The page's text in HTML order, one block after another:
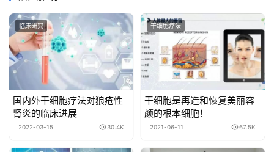
临床研究
国内外干细胞疗法对狼疮性
肾炎的临床进展
2022-03-15 30.4K
干细胞疗法
干细胞是再造和恢复美丽容
颜的根本细胞！
2021-06-11 67.5K